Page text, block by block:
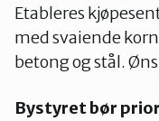
Etableres
med svaiende
betong og stål.
Bystyret bør